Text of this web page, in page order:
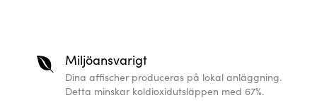
Miljöansvarigt
Dina affischer produceras på lokal anläggning.
Detta minskar koldioxidutsläppen med 67%.